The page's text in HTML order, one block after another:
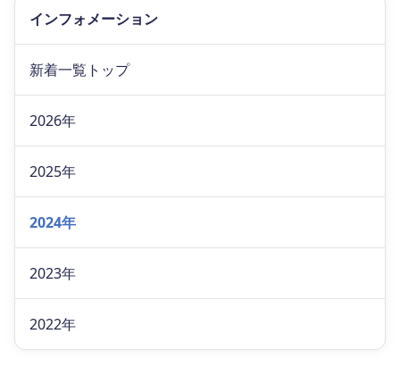
インフォメーション
新着一覧トップ
2026年
2025年
2024年
2023年
2022年